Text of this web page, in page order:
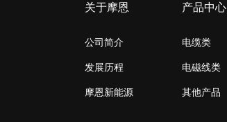
关于摩恩
公司简介
发展历程
摩恩新能源
产品中心
电缆类
电磁线类
其他产品